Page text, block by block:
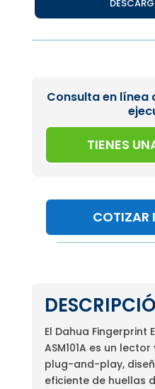
Consulta en línea
TIENES
COTIZAR
El Dahua Fingerprint
ASM101A es un
plug-and-play,
eficiente de huellas